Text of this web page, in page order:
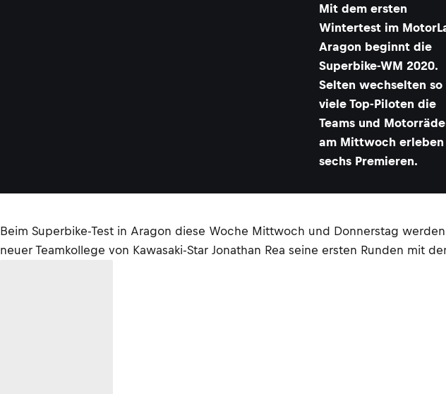
Mit dem ersten
Wintertest im
Aragon beginnt die
Superbike-WM 2020.
Selten wechselten so
viele Top-Piloten die
Teams und
am Mittwoch
sechs Premieren.
Beim Superbike-Test in Aragon diese Woche Mittwoch und Donnerstag
neuer Teamkollege von Kawasaki-Star Jonathan Rea seine ersten Runden mit